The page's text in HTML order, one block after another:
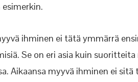
ihminen ei tätä ymmärrä
Se on eri asia kuin
Aikaansa myyvä ihminen ei sitä